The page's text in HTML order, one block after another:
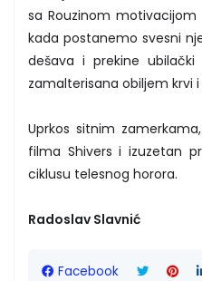
sa Rouzinom
kada postanemo svesni
dešava i prekine
zamalterisana obiljem krvi
Uprkos sitnim
filma Shivers i izuzetan
ciklusu telesnog horora.
Radoslav Slavnić
Facebook